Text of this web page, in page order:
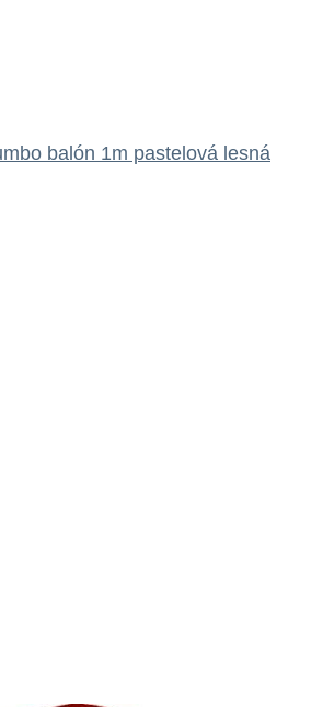
balón 1m pastelová lesná